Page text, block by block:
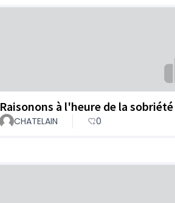
Raisonons à l'heure de la sobriété
CHATELAIN 0